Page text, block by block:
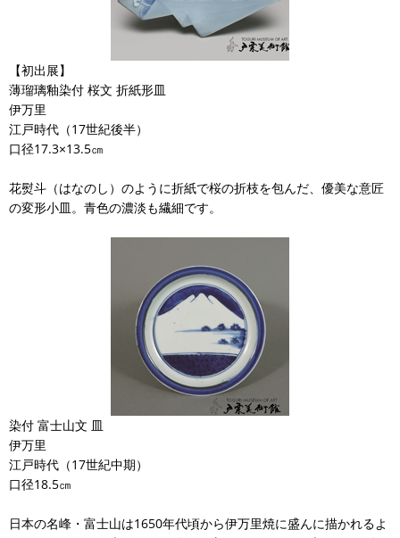
【初出展】
薄瑠璃釉染付 桜文 折紙形皿
伊万里
江戸時代（17世紀後半）
口径17.3×13.5㎝
花熨斗（はなのし）のように折紙で桜の折枝を包んだ、優美な意匠
の変形小皿。青色の濃淡も繊細です。
染付 富士山文 皿
伊万里
江戸時代（17世紀中期）
口径18.5㎝
日本の名峰・富士山は1650年代頃から伊万里焼に盛んに描かれるよ